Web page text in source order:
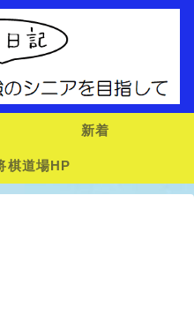
新着
棋道場HP